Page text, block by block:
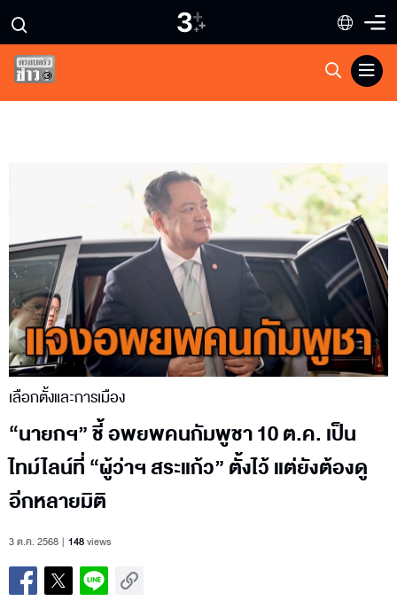
เลือกตั้งและการเมือง
“นายกฯ” ชี้ อพยพคนกัมพูชา 10 ต.ค. เป็น
ไทม์ไลน์ที่ “ผู้ว่าฯ สระแก้ว” ตั้งไว้ แต่ยังต้องดู
อีกหลายมิติ
3 ต.ค. 2568 148views